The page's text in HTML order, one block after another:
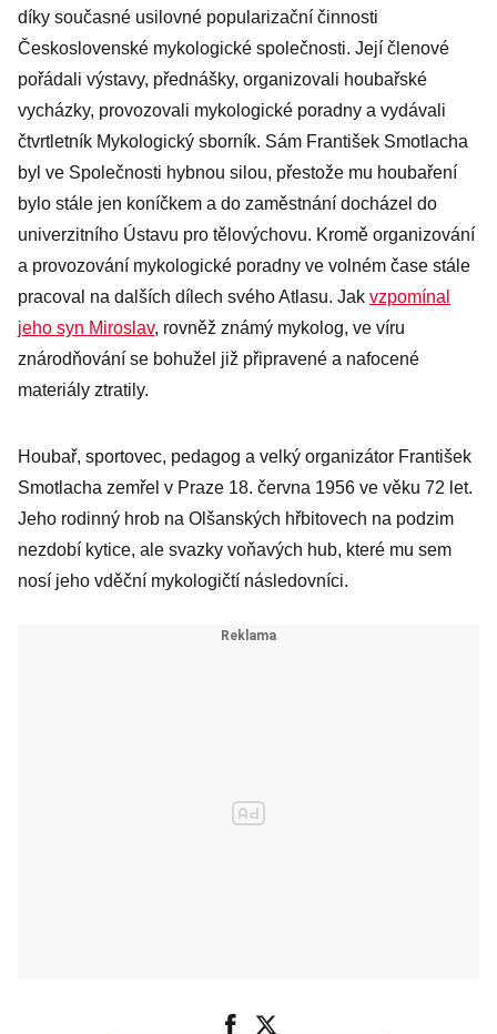
díky současné usilovné popularizační činnosti
Československé mykologické společnosti. Její členové
pořádali výstavy, přednášky, organizovali houbařské
vycházky, provozovali mykologické poradny a vydávali
čtvrtletník Mykologický sborník. Sám František Smotlacha
byl ve Společnosti hybnou silou, přestože mu houbaření
bylo stále jen koníčkem a do zaměstnání docházel do
univerzitního Ústavu pro tělovýchovu. Kromě organizování
a provozování mykologické poradny ve volném čase stále
pracoval na dalších dílech svého Atlasu. Jak vzpomínal
jeho syn Miroslav, rovněž známý mykolog, ve víru
znárodňování se bohužel již připravené a nafocené
materiály ztratily.
Houbař, sportovec, pedagog a velký organizátor František
Smotlacha zemřel v Praze 18. června 1956 ve věku 72 let.
Jeho rodinný hrob na Olšanských hřbitovech na podzim
nezdobí kytice, ale svazky voňavých hub, které mu sem
nosí jeho vděční mykologičtí následovníci.